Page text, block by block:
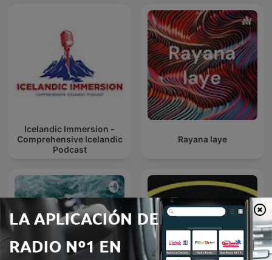
Icelandic Immersion -
Comprehensive Icelandic
Podcast
Rayana laye